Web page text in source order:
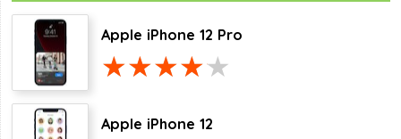
Apple iPhone 12 Pro
Apple iPhone 12